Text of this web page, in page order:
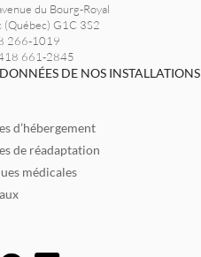
du Bourg-Royal
(Québec) G1C 3S2
266-1019
661-2845
DE NOS INSTALLATIONS
d’hébergement
de réadaptation
médicales